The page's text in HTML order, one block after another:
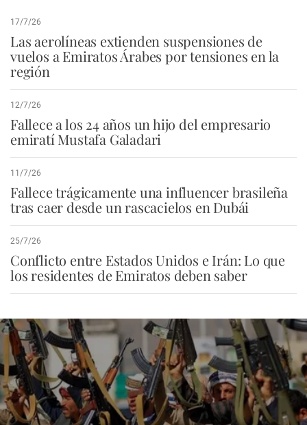
17/7/26
Las aerolíneas extienden suspensiones de
vuelos a Emiratos Árabes por tensiones en la
región
12/7/26
Fallece a los 24 años un hijo del empresario
emiratí Mustafa Galadari
11/7/26
Fallece trágicamente una influencer brasileña
tras caer desde un rascacielos en Dubái
25/7/26
Conflicto entre Estados Unidos e Irán: Lo que
los residentes de Emiratos deben saber